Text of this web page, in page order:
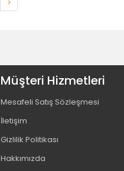
>
Müşteri Hizmetleri
Mesafeli Satış Sözleşmesi
İletişim
Gizlilik Politikası
Hakkımızda